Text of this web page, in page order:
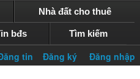
Nhà đất cho thuê
bđs Tìm kiếm